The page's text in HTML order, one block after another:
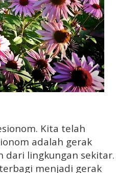
Kita telah
adalah gerak
dari lingkungan sekitar.
menjadi gerak